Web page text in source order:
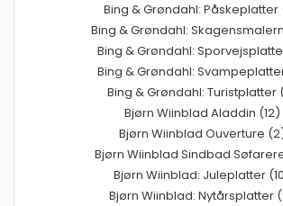
Bing & Grøndahl: Påskeplatter
Bing & Grøndahl:
Bing & Grøndahl:
Bing & Grøndahl:
Bing & Grøndahl: Turistplatter
Bjørn Wiinblad Aladdin (12)
Bjørn Wiinblad Ouverture
Bjørn Wiinblad Sindbad
Bjørn Wiinblad: Juleplatter
Bjørn Wiinblad: Nytårsplatter